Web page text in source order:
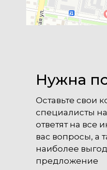
Нужна
Оставьте свои
специалисты
ответят на все
вас вопросы, а
наиболее
предложение